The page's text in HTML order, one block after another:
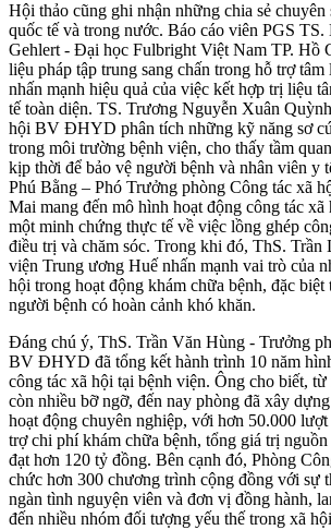
Hội thảo cũng ghi nhận những chia sẻ chuyên
quốc tế và trong nước. Báo cáo viên PGS TS.
Gehlert - Đại học Fulbright Việt Nam TP. Hồ
liệu pháp tập trung sang chấn trong hỗ trợ
nhấn mạnh hiệu quả của việc kết hợp trị liệu
tế toàn diện. TS. Trương Nguyễn Xuân
hội BV ĐHYD phân tích những kỹ năng sơ
trong môi trường bệnh viện, cho thấy tầm
kịp thời để bảo vệ người bệnh và nhân viên y
Phú Bằng – Phó Trưởng phòng Công tác xã
Mai mang đến mô hình hoạt động công tác
một minh chứng thực tế về việc lồng ghép
điều trị và chăm sóc. Trong khi đó, ThS. Trần
viện Trung ương Huế nhấn mạnh vai trò của
hội trong hoạt động khám chữa bệnh, đặc
người bệnh có hoàn cảnh khó khăn.
Đáng chú ý, ThS. Trần Văn Hùng - Trưởng
BV ĐHYD đã tổng kết hành trình 10 năm
công tác xã hội tại bệnh viện. Ông cho biết,
còn nhiều bỡ ngỡ, đến nay phòng đã xây
hoạt động chuyên nghiệp, với hơn 50.000
trợ chi phí khám chữa bệnh, tổng giá trị
đạt hơn 120 tỷ đồng. Bên cạnh đó, Phòng
chức hơn 300 chương trình cộng đồng với sự
ngàn tình nguyện viên và đơn vị đồng hành,
đến nhiều nhóm đối tượng yếu thế trong xã